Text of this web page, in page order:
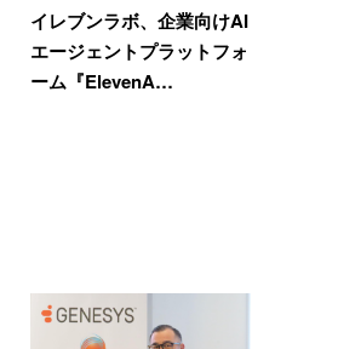
イレブンラボ、企業向けAI
エージェントプラットフォ
ーム『ElevenA…